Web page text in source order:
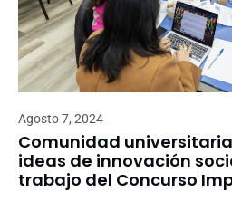
Agosto 7, 2024
Comunidad
ideas de innovación
trabajo del Concurso